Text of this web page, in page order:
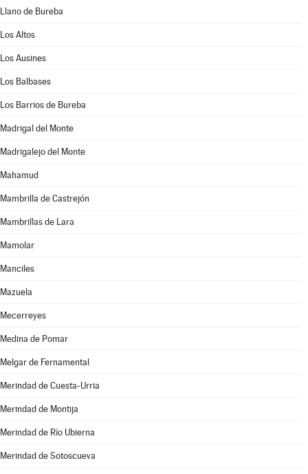
Llano de Bureba
Los Altos
Los Ausines
Los Balbases
Los Barrios de Bureba
Madrigal del Monte
Madrigalejo del Monte
Mahamud
Mambrilla de Castrejón
Mambrillas de Lara
Mamolar
Manciles
Mazuela
Mecerreyes
Medina de Pomar
Melgar de Fernamental
Merindad de Cuesta-Urria
Merindad de Montija
Merindad de Río Ubierna
Merindad de Sotoscueva